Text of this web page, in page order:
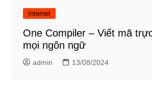
Internet
One Compiler – Viết mã
mọi ngôn ngữ
admin 13/08/2024